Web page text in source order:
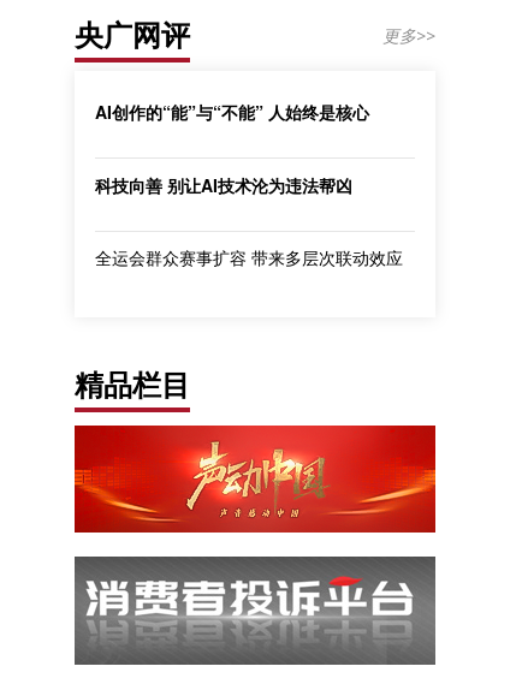
央广网评 更多>>
AI创作的“能”与“不能” 人始终是核心
科技向善 别让AI技术沦为违法帮凶
全运会群众赛事扩容 带来多层次联动效应
精品栏目